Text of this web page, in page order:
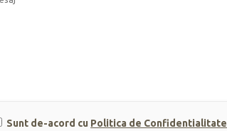
Sunt de-acord cu Politica de Confidentialitate